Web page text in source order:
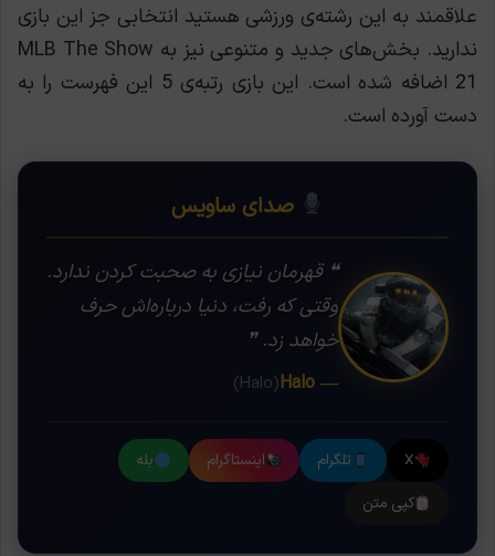
علاقمند به این رشته‌ی ورزشی هستید انتخابی جز این بازی
ندارید. بخش‌های جدید و متنوعی نیز به MLB The Show
21 اضافه شده است. این بازی رتبه‌ی 5 این فهرست را به
دست آورده است.
صدای ساویس
❝ قهرمان نیازی به صحبت کردن ندارد.
وقتی که رفت، دنیا درباره‌اش حرف
خواهد زد. ❞
— Halo
(Halo)
X تلگرام اینستاگرام
بله
کپی متن